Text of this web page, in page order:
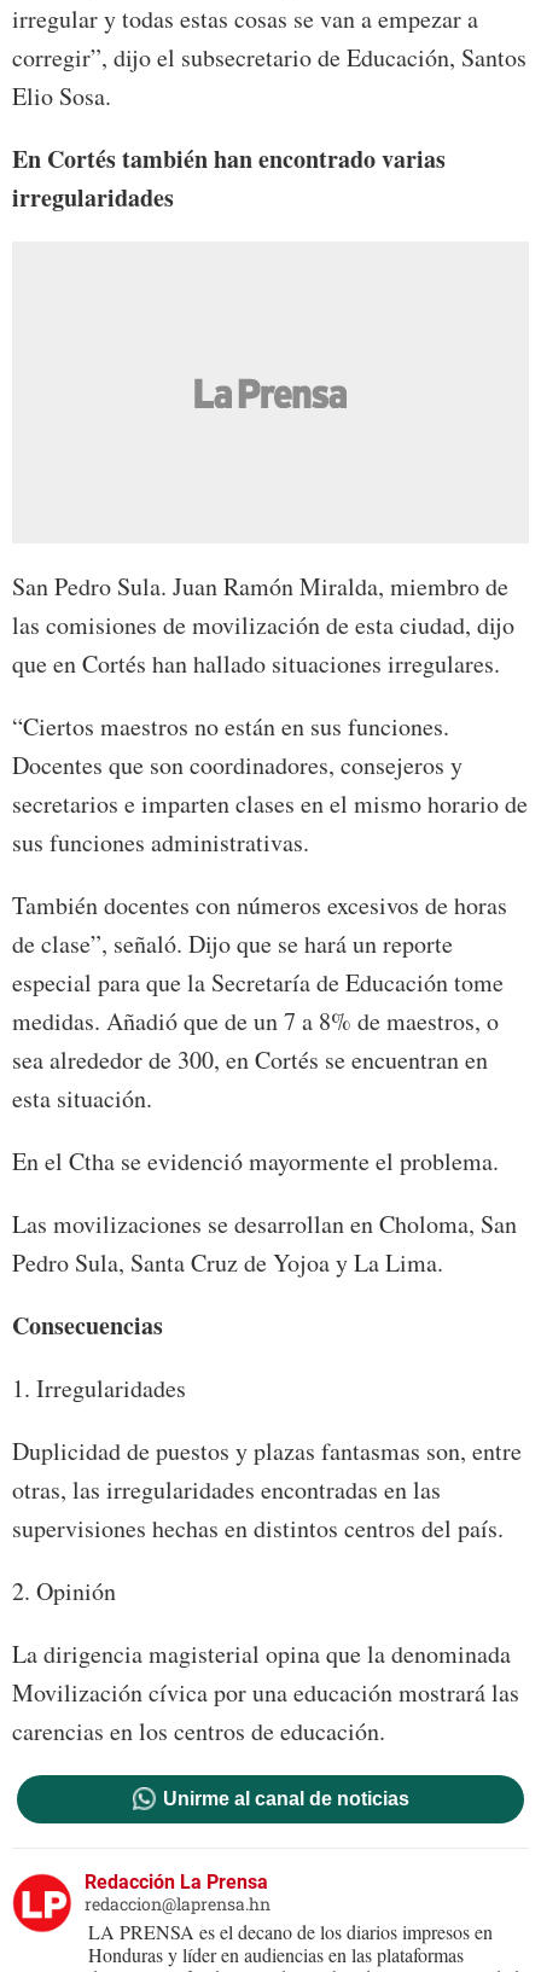
irregular y todas estas cosas se van a empezar a
corregir”, dijo el subsecretario de Educación, Santos
Elio Sosa.
En Cortés también han encontrado varias
irregularidades
San Pedro Sula. Juan Ramón Miralda, miembro de
las comisiones de movilización de esta ciudad, dijo
que en Cortés han hallado situaciones irregulares.
“Ciertos maestros no están en sus funciones.
Docentes que son coordinadores, consejeros y
secretarios e imparten clases en el mismo horario de
sus funciones administrativas.
También docentes con números excesivos de horas
de clase”, señaló. Dijo que se hará un reporte
especial para que la Secretaría de Educación tome
medidas. Añadió que de un 7 a 8% de maestros, o
sea alrededor de 300, en Cortés se encuentran en
esta situación.
En el Ctha se evidenció mayormente el problema.
Las movilizaciones se desarrollan en Choloma, San
Pedro Sula, Santa Cruz de Yojoa y La Lima.
Consecuencias
1. Irregularidades
Duplicidad de puestos y plazas fantasmas son, entre
otras, las irregularidades encontradas en las
supervisiones hechas en distintos centros del país.
2. Opinión
La dirigencia magisterial opina que la denominada
Movilización cívica por una educación mostrará las
carencias en los centros de educación.
Unirme al canal de noticias
Redacción La Prensa
redaccion@laprensa.hn
LA PRENSA es el decano de los diarios impresos en
Honduras y líder en audiencias en las plataformas